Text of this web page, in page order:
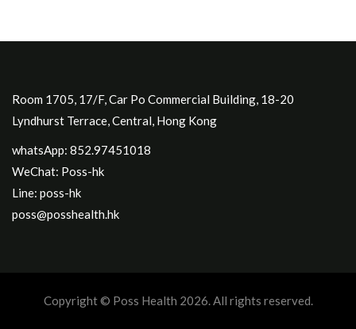
Room 1705, 17/F, Car Po Commercial Building, 18-20
Lyndhurst Terrace, Central, Hong Kong
whatsApp: 852.97451018
WeChat: Poss-hk
Line: poss-hk
poss@posshealth.hk
Copyright © Poss Health 2026. All rights reserved.